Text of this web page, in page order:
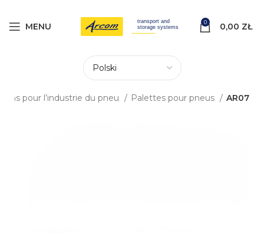
MENU 0 0,00 ZŁ
pour l’industrie du pneu Palettes pour pneus AR07